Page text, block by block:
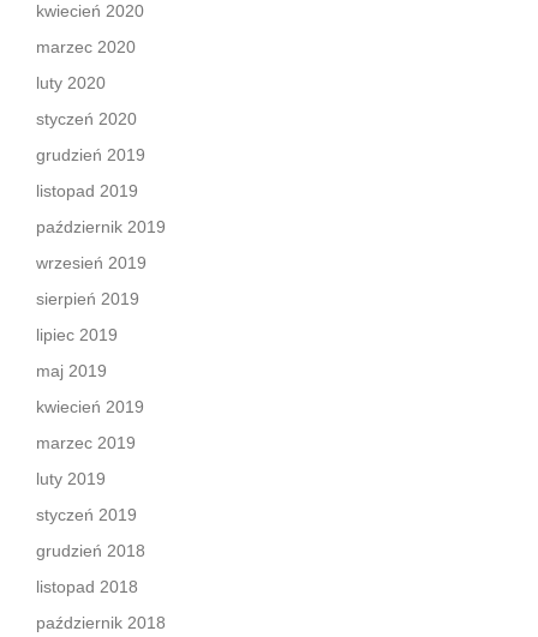
kwiecień 2020
marzec 2020
luty 2020
styczeń 2020
grudzień 2019
listopad 2019
październik 2019
wrzesień 2019
sierpień 2019
lipiec 2019
maj 2019
kwiecień 2019
marzec 2019
luty 2019
styczeń 2019
grudzień 2018
listopad 2018
październik 2018